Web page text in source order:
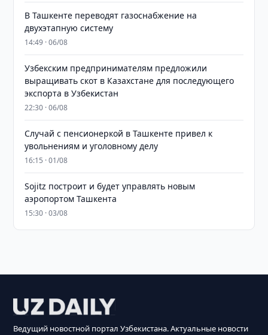
В Ташкенте переводят газоснабжение на
двухэтапную систему
14:49 · 06/08
Узбекским предпринимателям предложили
выращивать скот в Казахстане для последующего
экспорта в Узбекистан
22:30 · 06/08
Случай с пенсионеркой в Ташкенте привел к
увольнениям и уголовному делу
16:15 · 01/08
Sojitz построит и будет управлять новым
аэропортом Ташкента
15:30 · 03/08
Ведущий новостной портал Узбекистана. Актуальные новости